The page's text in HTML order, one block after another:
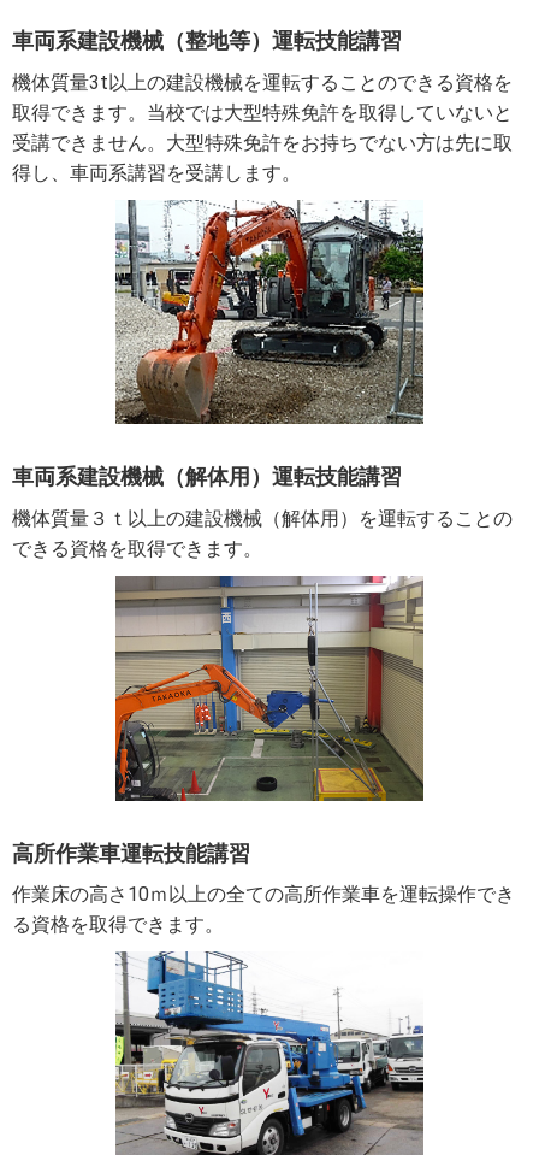
車両系建設機械 （整地等）運転技能講習
機体質量3t以上の建設機械を運転することのできる資格を
取得できます。当校では大型特殊免許を取得していないと
受講できません。大型特殊免許をお持ちでない方は先に取
得し、車両系講習を受講します。
車両系建設機械 （解体用）運転技能講習
機体質量３ｔ以上の建設機械（解体用）を運転することの
できる資格を取得できます。
高所作業車運転技能講習
作業床の高さ10ｍ以上の全ての高所作業車を運転操作でき
る資格を取得できます。